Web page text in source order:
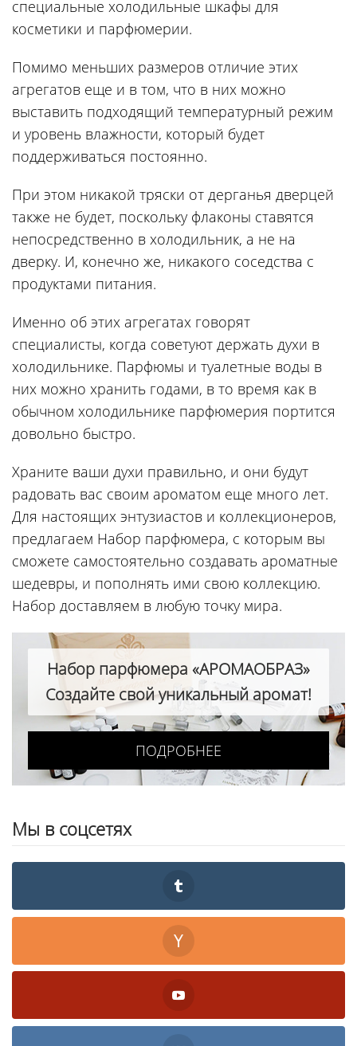
специальные холодильные шкафы для
косметики и парфюмерии.
Помимо меньших размеров отличие этих
агрегатов еще и в том, что в них можно
выставить подходящий температурный режим
и уровень влажности, который будет
поддерживаться постоянно.
При этом никакой тряски от дерганья дверцей
также не будет, поскольку флаконы ставятся
непосредственно в холодильник, а не на
дверку. И, конечно же, никакого соседства с
продуктами питания.
Именно об этих агрегатах говорят
специалисты, когда советуют держать духи в
холодильнике. Парфюмы и туалетные воды в
них можно хранить годами, в то время как в
обычном холодильнике парфюмерия портится
довольно быстро.
Храните ваши духи правильно, и они будут
радовать вас своим ароматом еще много лет.
Для настоящих энтузиастов и коллекционеров,
предлагаем Набор парфюмера, с которым вы
сможете самостоятельно создавать ароматные
шедевры, и пополнять ими свою коллекцию.
Набор доставляем в любую точку мира.
Набор парфюмера «АРОМАОБРАЗ»
Создайте свой уникальный аромат!
ПОДРОБНЕЕ
Мы в соцсетях